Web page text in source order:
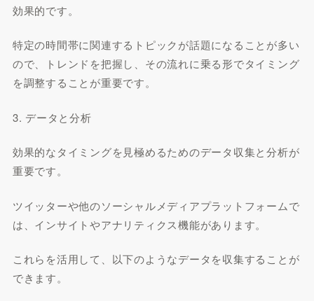
効果的です。
特定の時間帯に関連するトピックが話題になることが多い
ので、トレンドを把握し、その流れに乗る形でタイミング
を調整することが重要です。
3. データと分析
効果的なタイミングを見極めるためのデータ収集と分析が
重要です。
ツイッターや他のソーシャルメディアプラットフォームで
は、インサイトやアナリティクス機能があります。
これらを活用して、以下のようなデータを収集することが
できます。